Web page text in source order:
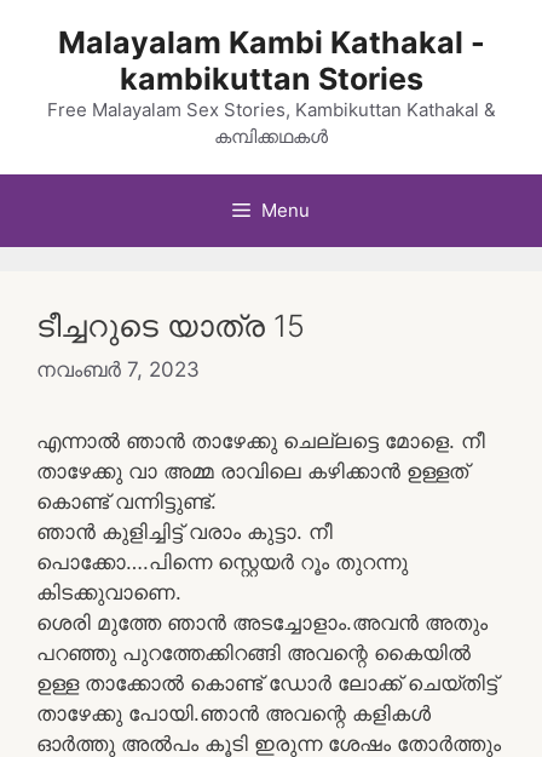
Malayalam Kambi Kathakal -
kambikuttan Stories
Free Malayalam Sex Stories, Kambikuttan Kathakal &
കമ്പിക്കഥകൾ
Menu
ടീച്ചറുടെ യാത്ര 15
നവംബർ 7, 2023
എന്നാൽ ഞാൻ താഴേക്കു ചെല്ലട്ടെ മോളെ. നീ
താഴേക്കു വാ അമ്മ രാവിലെ കഴിക്കാൻ ഉള്ളത്
കൊണ്ട് വന്നിട്ടുണ്ട്.
ഞാൻ കുളിച്ചിട്ട് വരാം കുട്ടാ. നീ
പൊക്കോ….പിന്നെ സ്റ്റെയർ റൂം തുറന്നു
കിടക്കുവാണെ.
ശെരി മുത്തേ ഞാൻ അടച്ചോളാം.അവൻ അതും
പറഞ്ഞു പുറത്തേക്കിറങ്ങി അവന്റെ കൈയിൽ
ഉള്ള താക്കോൽ കൊണ്ട് ഡോർ ലോക്ക് ചെയ്തിട്ട്
താഴേക്കു പോയി.ഞാൻ അവന്റെ കളികൾ
ഓർത്തു അൽപം കൂടി ഇരുന്ന ശേഷം തോർത്തും